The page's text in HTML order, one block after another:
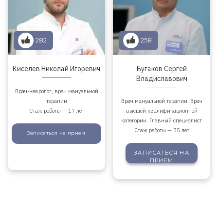
282
Киселев Николай Игоревич
Врач-невролог, врач мануальной
терапии
Стаж работы — 17 лет
Записаться на прием
258
Бугаков Сергей
Владиславович
Врач мануальной терапии. Врач
высшей квалификационной
категории. Главный специалист
Стаж работы — 35 лет
ЗАПИСАТЬСЯ НА
ПРИЕМ